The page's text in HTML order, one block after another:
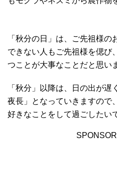
「秋分の日」は、ご先祖様
できない人もご先祖様を偲び
つことが大事なことだと思い
「秋分」以降は、日の出が
夜長」となっていきますので
好きなことをして過ごしたい